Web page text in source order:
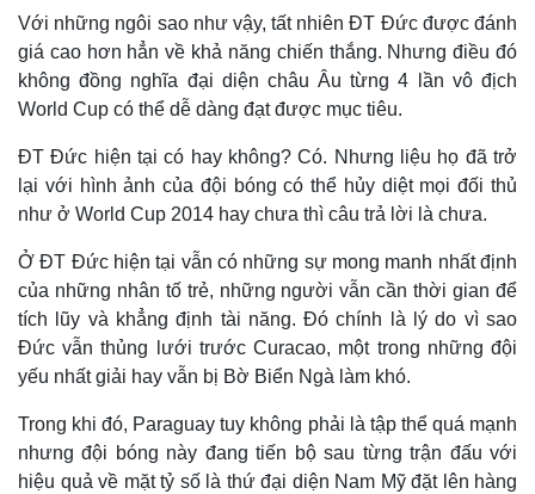
Vụ án
Tin nóng
Tư vấn luật
Vũ khí
Việt Nam
Phân tích
giá cao hơn hẳn về khả năng chiến thắng. Nhưng điều đó
không đồng nghĩa đại diện châu Âu từng 4 lần vô địch
World Cup có thể dễ dàng đạt được mục tiêu.
ĐT Đức hiện tại có hay không? Có. Nhưng liệu họ đã trở
lại với hình ảnh của đội bóng có thể hủy diệt mọi đối thủ
như ở World Cup 2014 hay chưa thì câu trả lời là chưa.
Ở ĐT Đức hiện tại vẫn có những sự mong manh nhất định
của những nhân tố trẻ, những người vẫn cần thời gian để
tích lũy và khẳng định tài năng. Đó chính là lý do vì sao
Đức vẫn thủng lưới trước Curacao, một trong những đội
yếu nhất giải hay vẫn bị Bờ Biển Ngà làm khó.
Trong khi đó, Paraguay tuy không phải là tập thể quá mạnh
nhưng đội bóng này đang tiến bộ sau từng trận đấu với
hiệu quả về mặt tỷ số là thứ đại diện Nam Mỹ đặt lên hàng
đầu.